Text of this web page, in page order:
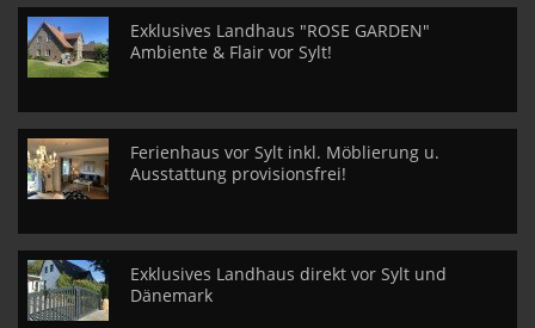
Exklusives Landhaus "ROSE GARDEN"
Ambiente & Flair vor Sylt!
Ferienhaus vor Sylt inkl. Möblierung u.
Ausstattung provisionsfrei!
Exklusives Landhaus direkt vor Sylt und
Dänemark